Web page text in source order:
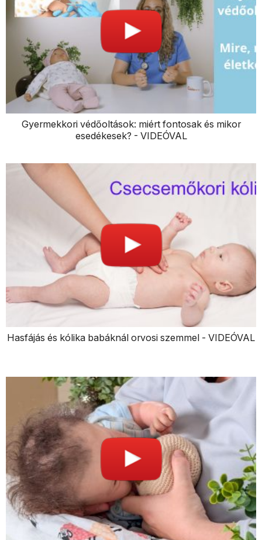
Gyermekkori védőoltások: miért fontosak és mikor
esedékesek? - VIDEÓVAL
Hasfájás és kólika babáknál orvosi szemmel - VIDEÓVAL